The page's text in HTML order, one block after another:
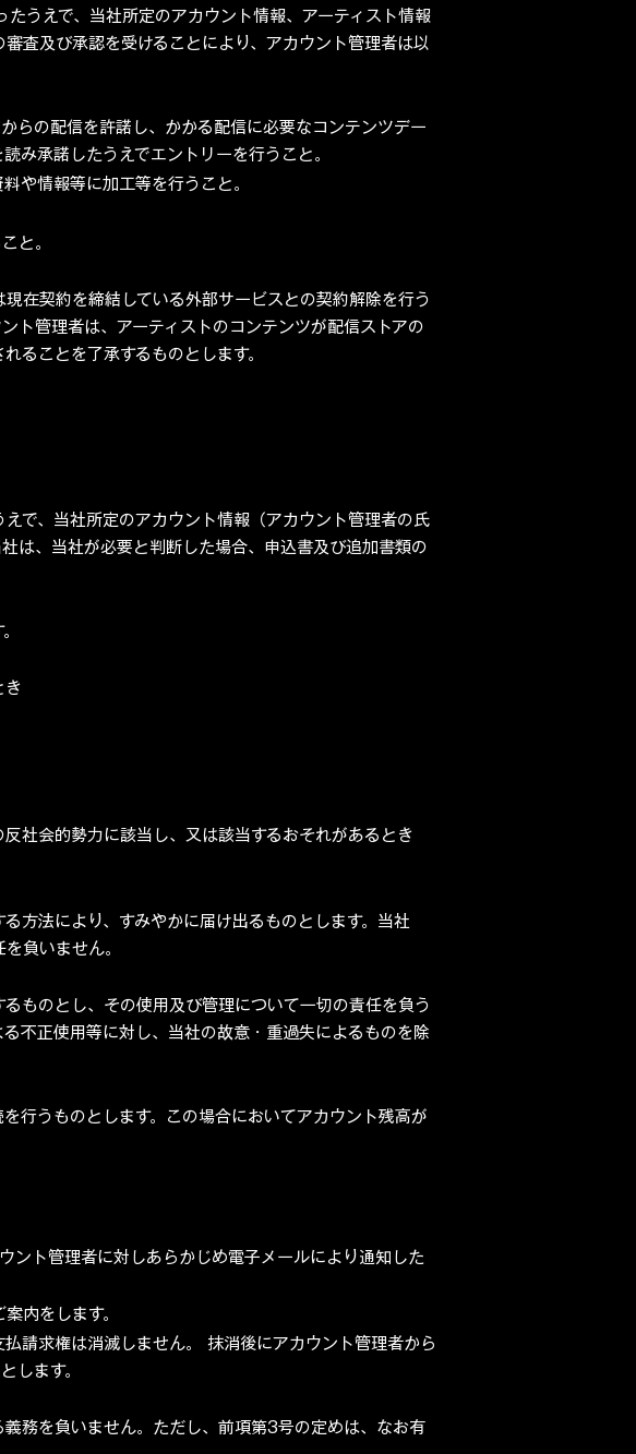
うえで、当社所定のアカウント情報、アーティスト情報
査及び承認を受けることにより、アカウント管理者は以
らの配信を許諾し、かかる配信に必要なコンテンツデー
み承諾したうえでエントリーを行うこと。
や情報等に加工等を行うこと。
と。
在契約を締結している外部サービスとの契約解除を行う
ト管理者は、アーティストのコンテンツが配信ストアの
ることを了承するものとします。
で、当社所定のアカウント情報（アカウント管理者の氏
は、当社が必要と判断した場合、申込書及び追加書類の
き
社会的勢力に該当し、又は該当するおそれがあるとき
方法により、すみやかに届け出るものとします。当社
負いません。
ものとし、その使用及び管理について一切の責任を負う
不正使用等に対し、当社の故意・重過失によるものを除
行うものとします。この場合においてアカウント残高が
ント管理者に対しあらかじめ電子メールにより通知した
内をします。
請求権は消滅しません。 抹消後にアカウント管理者から
します。
務を負いません。ただし、前項第3号の定めは、なお有